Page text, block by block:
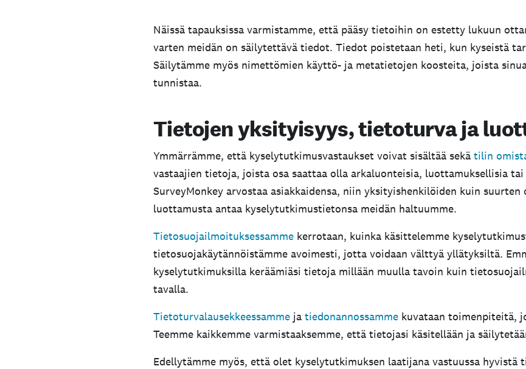
Poistettuja vastauksia ei voi palauttaa, eivätkä ne näy tililläsi
Rajan ylittävät vastaukset poistetaan, kun niiden keräämisestä
Vahvista ymmärtäväsi, että rajan ylittävät vastaukset
Saat tämän jälkeen sähköpostiviestin, jossa vahvistetaan tilisi rajan
Edellinen kerta, kun poistit rajan ylittäviä vastauksia manuaalisesti,
Näissä tapauksissa varmistamme, että pääsy tietoihin on estetty lukuun
varten meidän on säilytettävä tiedot. Tiedot poistetaan heti, kun kyseistä
Säilytämme myös nimettömien käyttö- ja metatietojen koosteita, joista
tunnistaa.
Tietojen yksityisyys, tietoturva ja
Ymmärrämme, että kyselytutkimusvastaukset voivat sisältää sekä tilin
vastaajien tietoja, joista osa saattaa olla arkaluonteisia, luottamuksellisia
SurveyMonkey arvostaa asiakkaidensa, niin yksityishenkilöiden kuin suurten
luottamusta antaa kyselytutkimustietonsa meidän haltuumme.
Tietosuojailmoituksessamme kerrotaan, kuinka käsittelemme
tietosuojakäytännöistämme avoimesti, jotta voidaan välttyä yllätyksiltä.
kyselytutkimuksilla keräämiäsi tietoja millään muulla tavoin kuin
tavalla.
Tietoturvalausekkeessamme ja tiedonannossamme kuvataan toimenpiteitä,
Teemme kaikkemme varmistaaksemme, että tietojasi käsitellään ja
Edellytämme myös, että olet kyselytutkimuksen laatijana vastuussa hyvistä